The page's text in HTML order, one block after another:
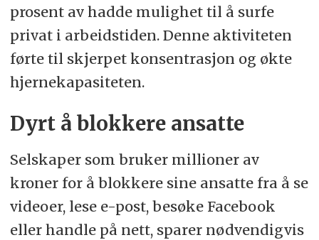
prosent av hadde mulighet til å surfe
privat i arbeidstiden. Denne aktiviteten
førte til skjerpet konsentrasjon og økte
hjernekapasiteten.
Dyrt å blokkere ansatte
Selskaper som bruker millioner av
kroner for å blokkere sine ansatte fra å se
videoer, lese e-post, besøke Facebook
eller handle på nett, sparer nødvendigvis